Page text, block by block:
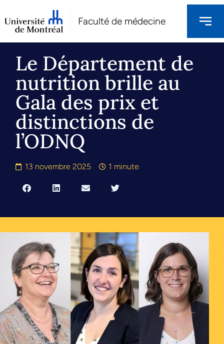
Faculté de médecine
Le Département de
nutrition brille au
Gala des prix et
distinctions de
l’ODNQ
13 novembre 2025 1 minute